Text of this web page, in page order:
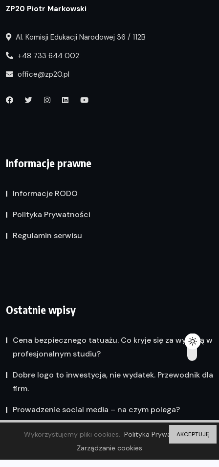
ZP20 Piotr Markowski
Al. Komisji Edukacji Narodowej 36 / 112B
+48 733 644 002
office@zp20.pl
Informacje prawne
Informacje RODO
Polityka Prywatności
Regulamin serwisu
Ostatnie wpisy
Cena bezpiecznego tatuażu. Co kryje się za wyceną w
profesjonalnym studiu?
Dobre logo to inwestycja, nie wydatek. Przewodnik dla
firm.
Prowadzenie social media – na czym polega?
Wykorzystujemy pliki cookies. Polityka Prywatności
Zarządzanie cookies
AKCEPTUJĘ